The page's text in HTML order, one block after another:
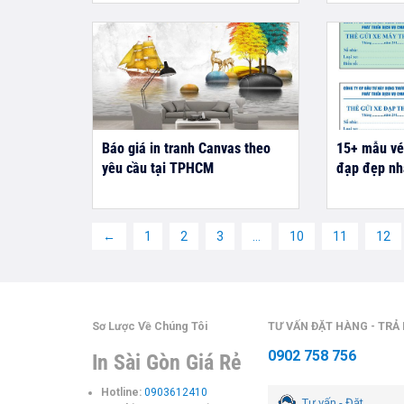
Báo giá in tranh Canvas theo
yêu cầu tại TPHCM
15+ mẫu
đạp đẹp
← 1 2 3 10 11 12
Sơ Lược Về Chúng Tôi
In Sài Gòn Giá Rẻ
Hotline: 0903612410
TƯ VẤN ĐẶT HÀNG - TRẢ
0902 758 756